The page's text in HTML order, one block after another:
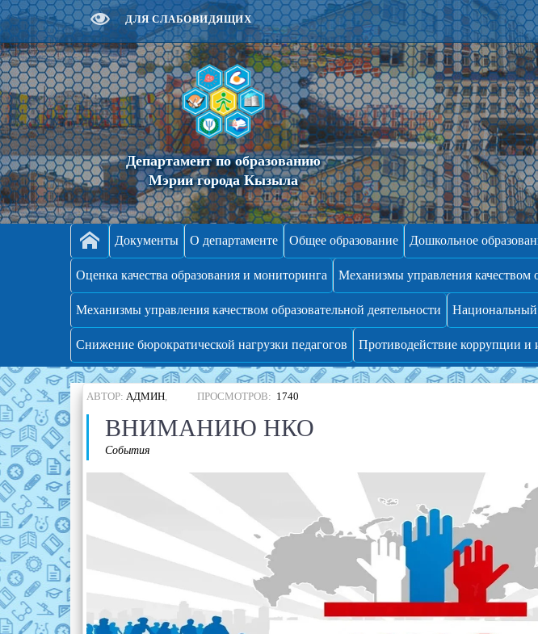
ДЛЯ СЛАБОВИДЯЩИХ
Департамент по образованию
Мэрии города Кызыла
Документы О департаменте Общее образование Дошкольное
Оценка качества образования и мониторинга Механизмы управления качеством
Механизмы управления качеством образовательной деятельности Национальный
Снижение бюрократической нагрузки педагогов Противодействие коррупции и
АВТОР: АДМИН, ПРОСМОТРОВ: 1740
ВНИМАНИЮ НКО
События